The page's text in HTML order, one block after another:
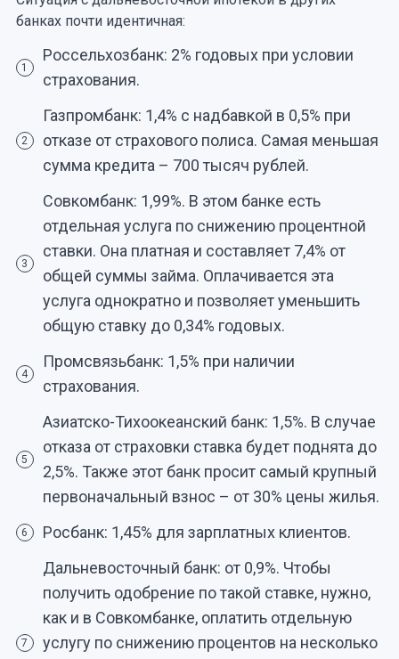
банках почти идентичная:
1
Россельхозбанк: 2% годовых при условии
страхования.
2
Газпромбанк: 1,4% с надбавкой в 0,5% при
отказе от страхового полиса. Самая меньшая
сумма кредита – 700 тысяч рублей.
3
Совкомбанк: 1,99%. В этом банке есть
отдельная услуга по снижению процентной
ставки. Она платная и составляет 7,4% от
общей суммы займа. Оплачивается эта
услуга однократно и позволяет уменьшить
общую ставку до 0,34% годовых.
4
Промсвязьбанк: 1,5% при наличии
страхования.
5
Азиатско-Тихоокеанский банк: 1,5%. В случае
отказа от страховки ставка будет поднята до
2,5%. Также этот банк просит самый крупный
первоначальный взнос – от 30% цены жилья.
6 Росбанк: 1,45% для зарплатных клиентов.
7
Дальневосточный банк: от 0,9%. Чтобы
получить одобрение по такой ставке, нужно,
как и в Совкомбанке, оплатить отдельную
услугу по снижению процентов на несколько